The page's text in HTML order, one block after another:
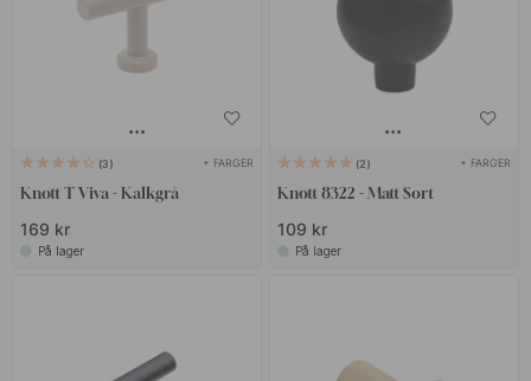
3 + FARGER
Knott T Viva - Kalkgrå
169 kr
På lager
2 + FARGER
Knott 8322 - Matt Sort
109 kr
På lager